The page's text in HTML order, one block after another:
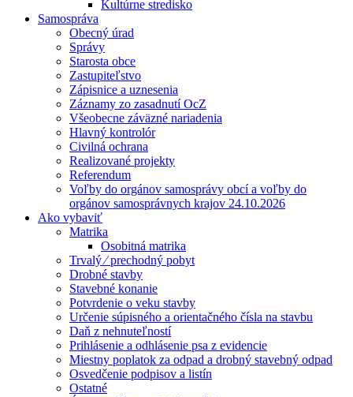
Kultúrne stredisko
Samospráva
Obecný úrad
Správy
Starosta obce
Zastupiteľstvo
Zápisnice a uznesenia
Záznamy zo zasadnutí OcZ
Všeobecne záväzné nariadenia
Hlavný kontrolór
Civilná ochrana
Realizované projekty
Referendum
Voľby do orgánov samosprávy obcí a voľby do
orgánov samosprávnych krajov 24.10.2026
Ako vybaviť
Matrika
Osobitná matrika
Trvalý ⁄ prechodný pobyt
Drobné stavby
Stavebné konanie
Potvrdenie o veku stavby
Určenie súpisného a orientačného čísla na stavbu
Daň z nehnuteľností
Prihlásenie a odhlásenie psa z evidencie
Miestny poplatok za odpad a drobný stavebný odpad
Osvedčenie podpisov a listín
Ostatné